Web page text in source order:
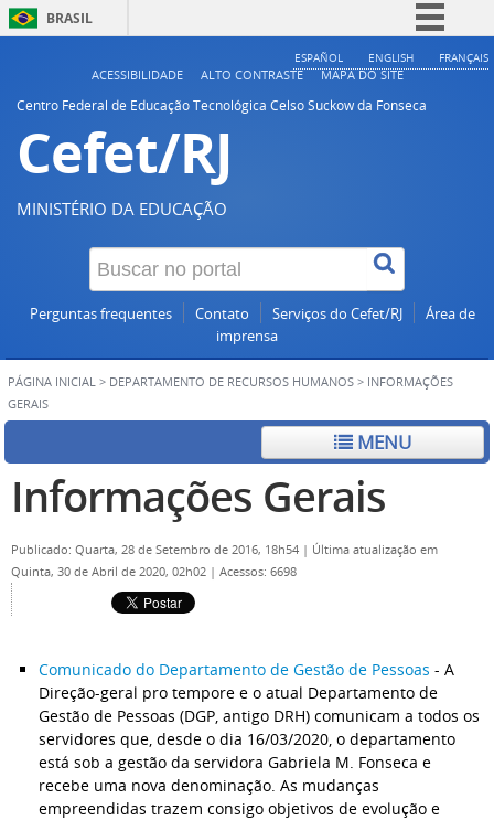
BRASIL
Simplifique!
ESPAÑOL ENGLISH FRANÇAIS
ACESSIBILIDADE ALTO CONTRASTE
MAPA DO SITE
Centro Federal de Educação Tecnológica Celso Suckow da Fonseca
Cefet/RJ
MINISTÉRIO DA EDUCAÇÃO
Perguntas frequentes Contato Serviços do Cefet/RJ
Área de
imprensa
PÁGINA INICIAL > DEPARTAMENTO DE RECURSOS HUMANOS > INFORMAÇÕES
GERAIS
MENU
Informações Gerais
Publicado: Quarta, 28 de Setembro de 2016, 18h54 | Última atualização em
Quinta, 30 de Abril de 2020, 02h02 | Acessos: 6698
Comunicado do Departamento de Gestão de Pessoas - A
Direção-geral pro tempore e o atual Departamento de
Gestão de Pessoas (DGP, antigo DRH) comunicam a todos os
servidores que, desde o dia 16/03/2020, o departamento
está sob a gestão da servidora Gabriela M. Fonseca e
recebe uma nova denominação. As mudanças
empreendidas trazem consigo objetivos de evolução e